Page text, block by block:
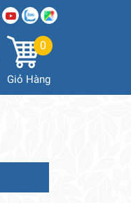
0
Giỏ Hàng